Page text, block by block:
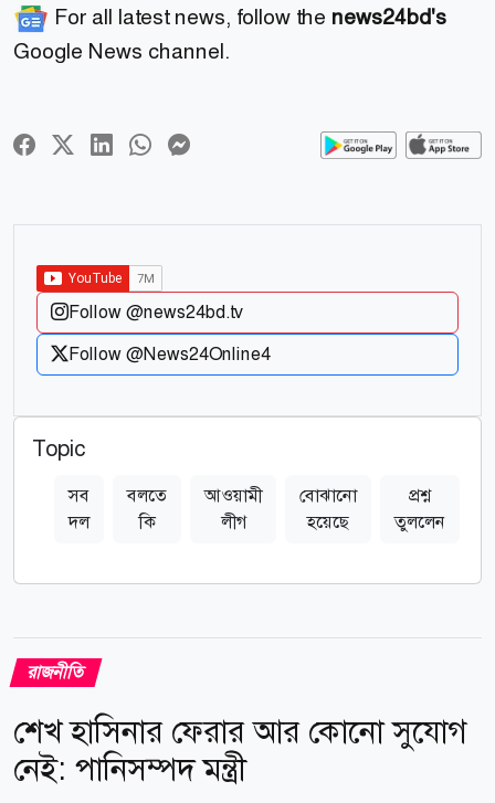
For all latest news, follow the news24bd's
Google News channel.
Follow @news24bd.tv
Follow @News24Online4
Topic
সব
দল
বলতে
কি
আওয়ামী
লীগ
বোঝানো
হয়েছে
প্রশ্ন
তুললেন
রাজনীতি
শেখ হাসিনার ফেরার আর কোনো সুযোগ
নেই: পানিসম্পদ মন্ত্রী